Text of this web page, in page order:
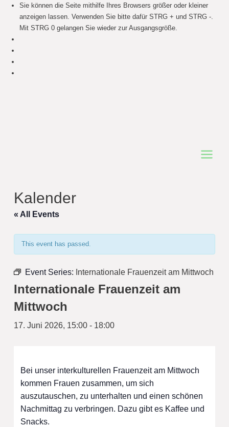
Sie können die Seite mithilfe Ihres Browsers größer oder kleiner
anzeigen lassen. Verwenden Sie bitte dafür STRG + und STRG -.
Mit STRG 0 gelangen Sie wieder zur Ausgangsgröße.
Main
Kalender
« All Events
This event has passed.
Event Series: Internationale Frauenzeit am Mittwoch
Internationale Frauenzeit am
Mittwoch
17. Juni 2026, 15:00- 18:00
Bei unser interkulturellen Frauenzeit am Mittwoch
kommen Frauen zusammen, um sich
auszutauschen, zu unterhalten und einen schönen
Nachmittag zu verbringen. Dazu gibt es Kaffee und
Snacks.